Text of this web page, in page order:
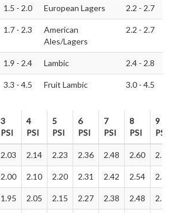
1.5 - 2.0 European Lagers 2.2 - 2.7
1.7 - 2.3
American
Ales/Lagers
2.2 - 2.7
1.9 - 2.4 Lambic 2.4 - 2.8
3.3 - 4.5 Fruit Lambic 3.0 - 4.5
3
PSI
4
PSI
5
PSI
6
PSI
7
PSI
8
PSI
9
PSI
3
4
5
6
7
8
9
2.03 2.14 2.23 2.36 2.48 2.60 2.70
2.00 2.10 2.20 2.31 2.42 2.54 2.65
1.95 2.05 2.15 2.27 2.38 2.48 2.59